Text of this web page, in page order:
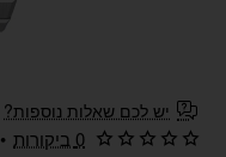
יש לכם שאלות נוספות?
0 ביקורות •